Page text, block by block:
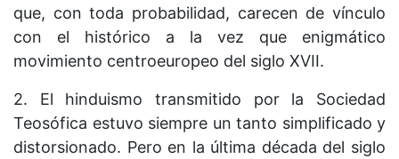
que, con toda probabilidad, carecen de vínculo
con el histórico a la vez que enigmático
movimiento centroeuropeo del siglo XVII.
2. El hinduismo transmitido por la Sociedad
Teosófica estuvo siempre un tanto simplificado y
distorsionado. Pero en la última década del siglo